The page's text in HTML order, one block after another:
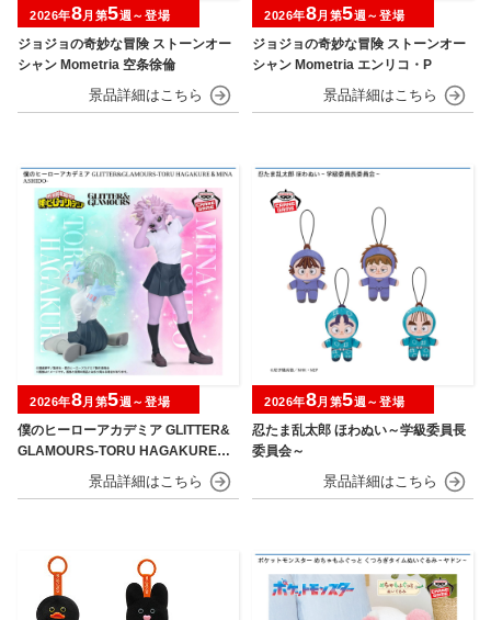
ジョジョの奇妙な冒険 ストーンオー
シャン Mometria 空条徐倫
2026年8月第5週～登場
ジョジョの奇妙な冒険 ストーンオー
シャン Mometria エンリコ・P
2026年8月第5週～登場
僕のヒーローアカデミア GLITTER&
GLAMOURS-TORU HAGAKURE＆
MINA ASHIDO-
2026年8月第5週～登場
忍たま乱太郎 ほわぬい～学級委員長
委員会～
2026年8月第5週～登場